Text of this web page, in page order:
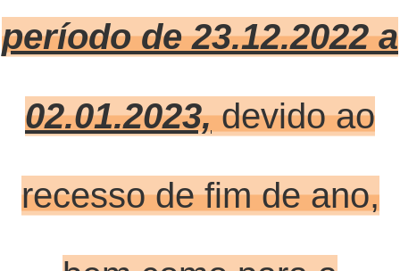
período de 23.12.2022 a
02.01.2023,devido ao
recesso de fim de ano,